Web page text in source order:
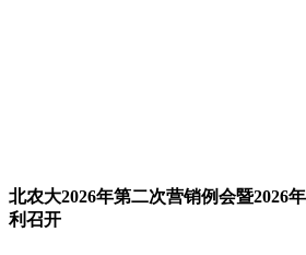
北农大2026年第二次营销例会暨2026
利召开